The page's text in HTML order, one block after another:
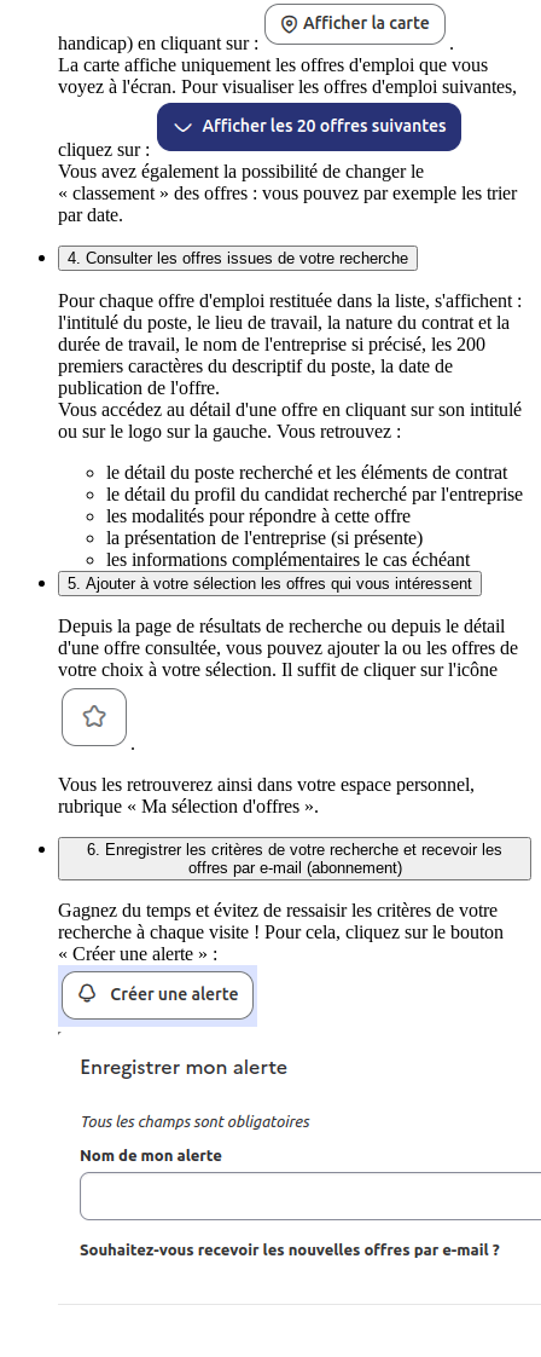
handicap) en cliquant sur :
.
La carte affiche uniquement les offres d'emploi que vous
voyez à l'écran. Pour visualiser les offres d'emploi suivantes,
cliquez sur :
Vous avez également la possibilité de changer le
« classement » des offres : vous pouvez par exemple les trier
par date.
4. Consulter les offres issues de votre recherche
Pour chaque offre d'emploi restituée dans la liste, s'affichent :
l'intitulé du poste, le lieu de travail, la nature du contrat et la
durée de travail, le nom de l'entreprise si précisé, les 200
premiers caractères du descriptif du poste, la date de
publication de l'offre.
Vous accédez au détail d'une offre en cliquant sur son intitulé
ou sur le logo sur la gauche. Vous retrouvez :
le détail du poste recherché et les éléments de contrat
le détail du profil du candidat recherché par l'entreprise
les modalités pour répondre à cette offre
la présentation de l'entreprise (si présente)
les informations complémentaires le cas échéant
5. Ajouter à votre sélection les offres qui vous intéressent
Depuis la page de résultats de recherche ou depuis le détail
d'une offre consultée, vous pouvez ajouter la ou les offres de
votre choix à votre sélection. Il suffit de cliquer sur l'icône
.
Vous les retrouverez ainsi dans votre espace personnel,
rubrique « Ma sélection d'offres ».
6. Enregistrer les critères de votre recherche et recevoir les
offres par e-mail (abonnement)
Gagnez du temps et évitez de ressaisir les critères de votre
recherche à chaque visite ! Pour cela, cliquez sur le bouton
« Créer une alerte » :